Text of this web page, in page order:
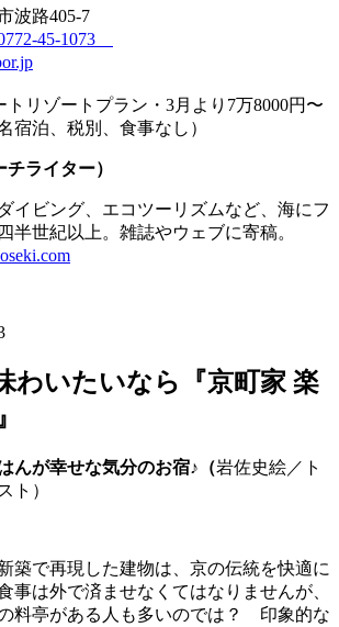
波路405-7
45-1073
リゾートプラン・3月より7万8000円〜
宿泊、税別、食事なし）
ライター）
イビング、エコツーリズムなど、海にフ
半世紀以上。雑誌やウェブに寄稿。
わいたいなら『京町家 楽
んが幸せな気分のお宿♪（岩佐史絵／ト
ト）
築で再現した建物は、京の伝統を快適に
事は外で済ませなくてはなりませんが、
料亭がある人も多いのでは？ 印象的な